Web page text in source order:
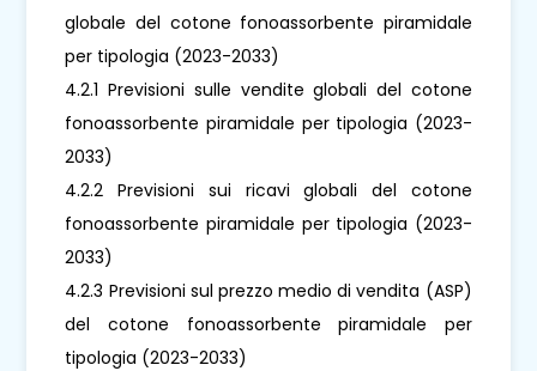
globale del cotone fonoassorbente piramidale
per tipologia (2023-2033)
4.2.1 Previsioni sulle vendite globali del cotone
fonoassorbente piramidale per tipologia (2023-
2033)
4.2.2 Previsioni sui ricavi globali del cotone
fonoassorbente piramidale per tipologia (2023-
2033)
4.2.3 Previsioni sul prezzo medio di vendita (ASP)
del cotone fonoassorbente piramidale per
tipologia (2023-2033)